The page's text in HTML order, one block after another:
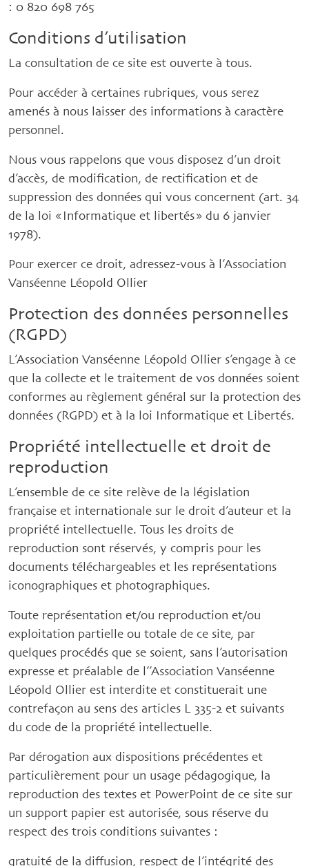
: 0 820 698 765
Conditions d’utilisation
La consultation de ce site est ouverte à tous.
Pour accéder à certaines rubriques, vous serez
amenés à nous laisser des informations à caractère
personnel.
Nous vous rappelons que vous disposez d’un droit
d’accès, de modification, de rectification et de
suppression des données qui vous concernent (art. 34
de la loi « Informatique et libertés » du 6 janvier
1978).
Pour exercer ce droit, adressez-vous à l’Association
Vanséenne Léopold Ollier
Protection des données personnelles
(RGPD)
L’Association Vanséenne Léopold Ollier s’engage à ce
que la collecte et le traitement de vos données soient
conformes au règlement général sur la protection des
données (RGPD) et à la loi Informatique et Libertés.
Propriété intellectuelle et droit de
reproduction
L’ensemble de ce site relève de la législation
française et internationale sur le droit d’auteur et la
propriété intellectuelle. Tous les droits de
reproduction sont réservés, y compris pour les
documents téléchargeables et les représentations
iconographiques et photographiques.
Toute représentation et/ou reproduction et/ou
exploitation partielle ou totale de ce site, par
quelques procédés que se soient, sans l’autorisation
expresse et préalable de l’’Association Vanséenne
Léopold Ollier est interdite et constituerait une
contrefaçon au sens des articles L 335-2 et suivants
du code de la propriété intellectuelle.
Par dérogation aux dispositions précédentes et
particulièrement pour un usage pédagogique, la
reproduction des textes et PowerPoint de ce site sur
un support papier est autorisée, sous réserve du
respect des trois conditions suivantes :
gratuité de la diffusion, respect de l’intégrité des